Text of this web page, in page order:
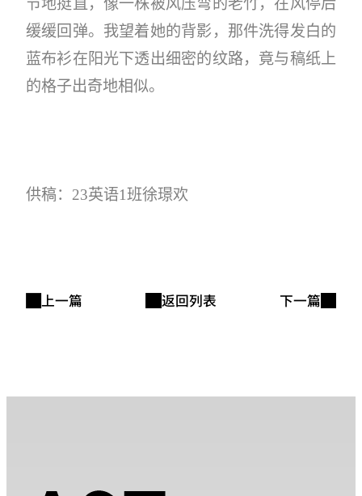
节地挺直，像一株被风压弯的老竹，在风停后
缓缓回弹。我望着她的背影，那件洗得发白的
蓝布衫在阳光下透出细密的纹路，竟与稿纸上
的格子出奇地相似。
供稿：23英语1班徐璟欢
上一篇 返回列表 下一篇